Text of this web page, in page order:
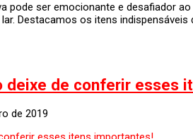
pode ser emocionante e desafiador
Destacamos os itens
deixe de conferir esses
de 2019